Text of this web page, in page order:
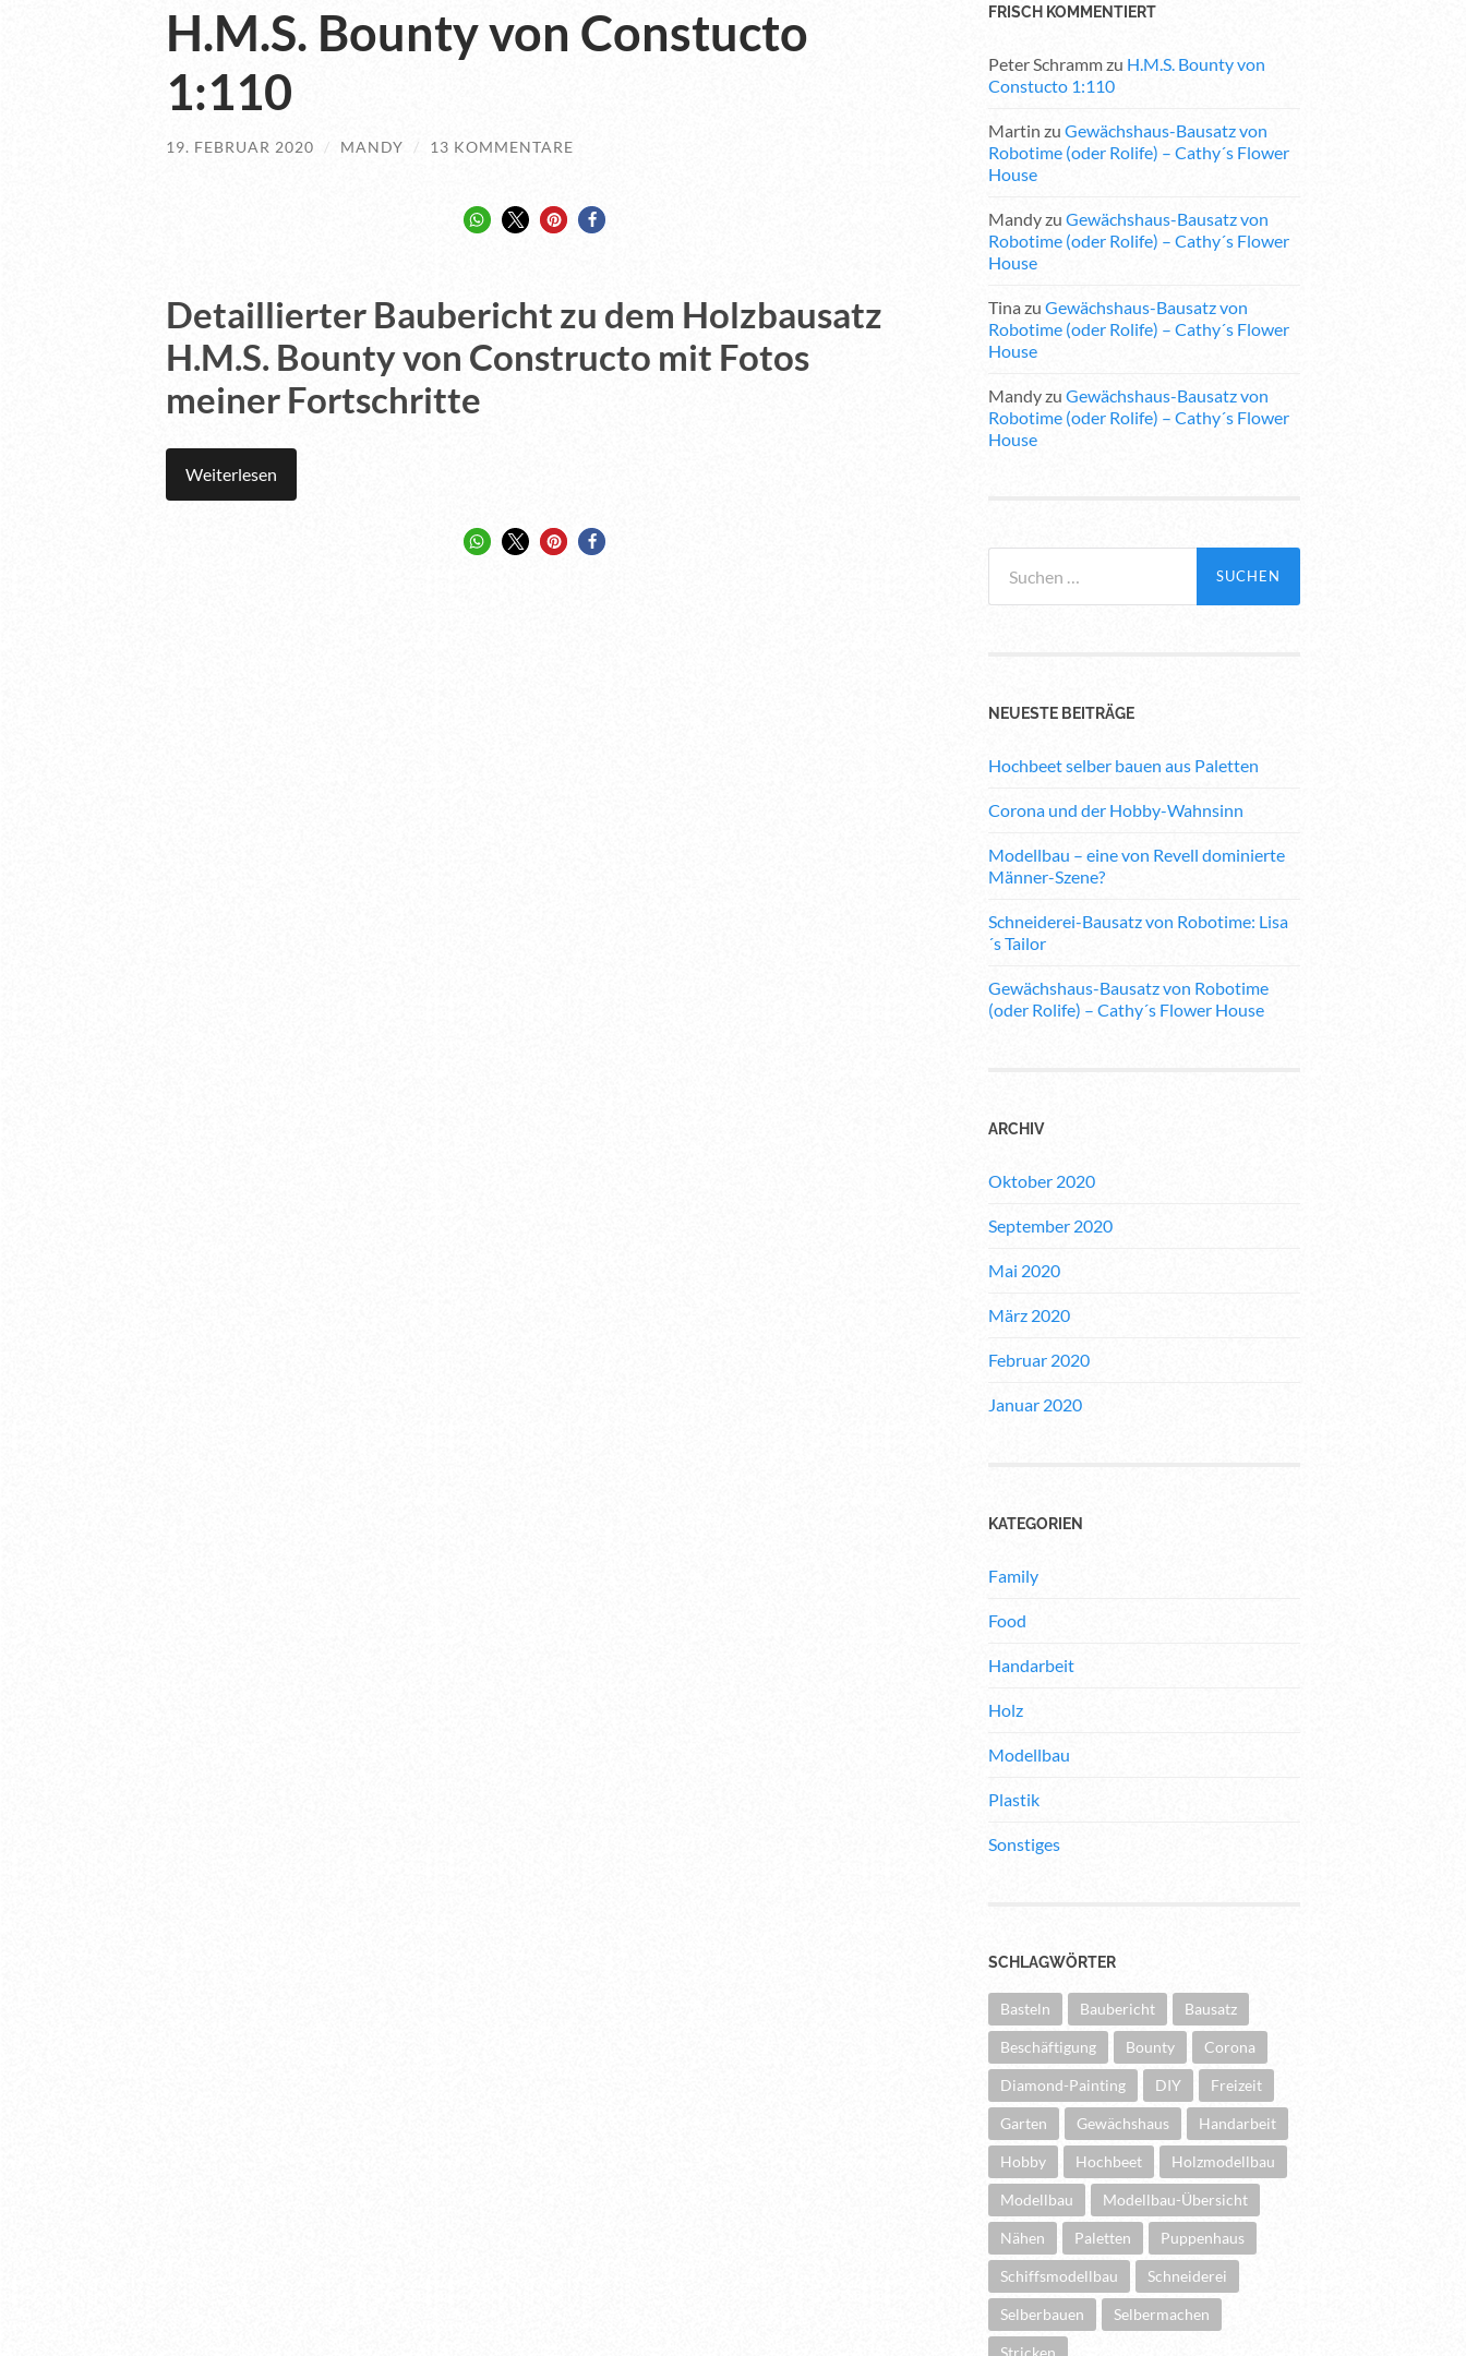
H.M.S. Bounty von Constucto
1:110
19. FEBRUAR 2020 / MANDY / 13 KOMMENTARE
Detaillierter Baubericht zu dem Holzbausatz
H.M.S. Bounty von Constructo mit Fotos
meiner Fortschritte
Weiterlesen
FRISCH KOMMENTIERT
Peter Schrammzu H.M.S. Bounty von
Constucto 1:110
Martin zu Gewächshaus-Bausatz von
Robotime (oder Rolife) – Cathy´s Flower
House
Mandyzu Gewächshaus-Bausatz von
Robotime (oder Rolife) – Cathy´s Flower
House
Tinazu Gewächshaus-Bausatz von
Robotime (oder Rolife) – Cathy´s Flower
House
Mandyzu Gewächshaus-Bausatz von
Robotime (oder Rolife) – Cathy´s Flower
House
nach:
NEUESTE BEITRÄGE
Hochbeet selber bauen aus Paletten
Corona und der Hobby-Wahnsinn
Modellbau – eine von Revell dominierte
Männer-Szene?
Schneiderei-Bausatz von Robotime: Lisa
´s Tailor
Gewächshaus-Bausatz von Robotime
(oder Rolife) – Cathy´s Flower House
ARCHIV
Oktober 2020
September 2020
Mai 2020
März 2020
Februar 2020
Januar 2020
KATEGORIEN
Family
Food
Handarbeit
Holz
Modellbau
Plastik
Sonstiges
SCHLAGWÖRTER
Basteln Baubericht Bausatz
Beschäftigung Bounty Corona
Diamond-Painting DIY Freizeit
Garten Gewächshaus Handarbeit
Hobby Hochbeet Holzmodellbau
Modellbau Modellbau-Übersicht
Nähen Paletten Puppenhaus
Schiffsmodellbau Schneiderei
Selberbauen Selbermachen